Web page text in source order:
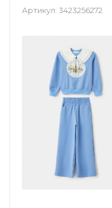
Артикул: 3423256272